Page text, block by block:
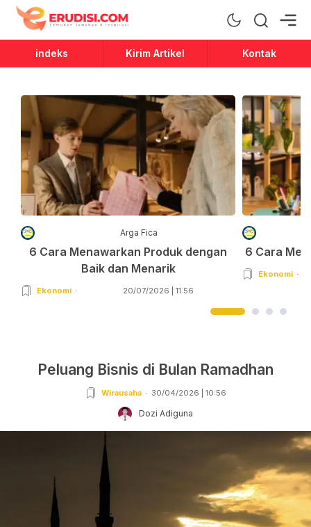
Erudisi
Temukan Jawaban dan Inspirasi
indeks Kirim Artikel Kontak
Arga Fica
6 Cara Menawarkan Produk dengan
Baik dan Menarik
Ekonomi 20/07/2026 | 11:56
6 Cara
Ekonomi
Peluang Bisnis di Bulan Ramadhan
Wirausaha 30/04/2026 | 10:56
Dozi Adiguna